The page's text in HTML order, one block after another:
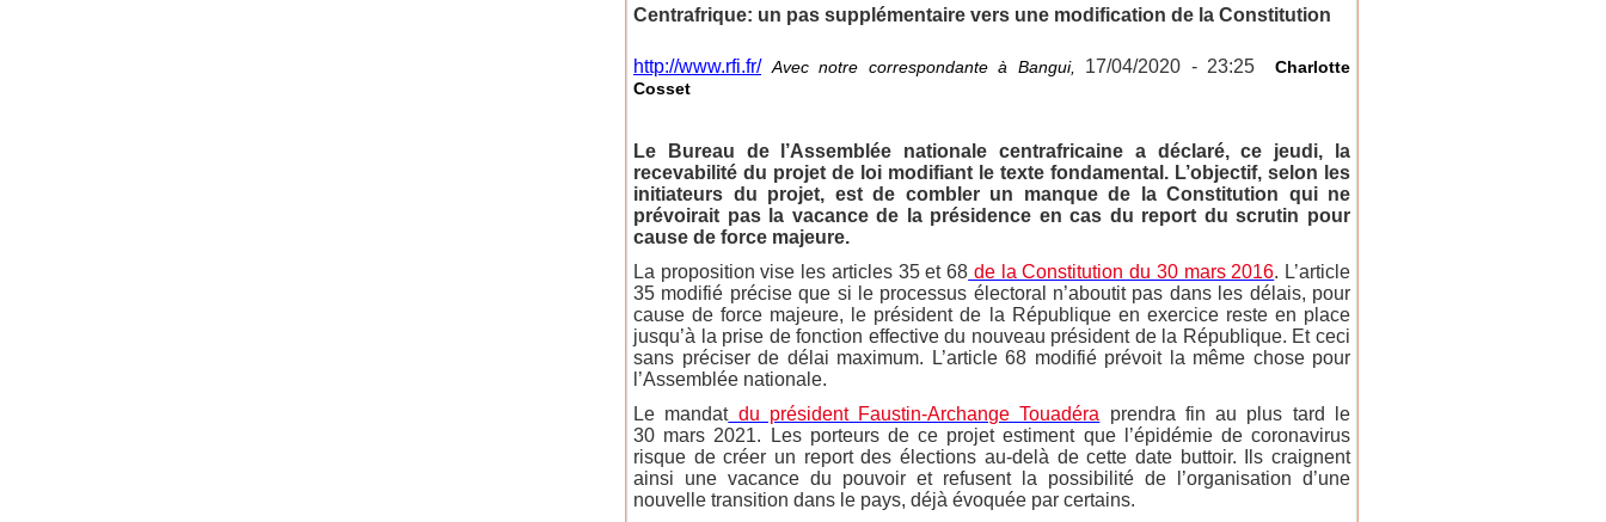
Centrafrique: un pas supplémentaire vers une modification de la Constitution
http://www.rfi.fr/ Avec notre correspondante à Bangui, 17/04/2020 - 23:25 Charlotte
Cosset
Le Bureau de l’Assemblée nationale centrafricaine a déclaré, ce jeudi, la
recevabilité du projet de loi modifiant le texte fondamental. L’objectif, selon les
initiateurs du projet, est de combler un manque de la Constitution qui ne
prévoirait pas la vacance de la présidence en cas du report du scrutin pour
cause de force majeure.
La proposition vise les articles 35 et 68 de la Constitution du 30 mars 2016. L’article
35 modifié précise que si le processus électoral n’aboutit pas dans les délais, pour
cause de force majeure, le président de la République en exercice reste en place
jusqu’à la prise de fonction effective du nouveau président de la République. Et ceci
sans préciser de délai maximum. L’article 68 modifié prévoit la même chose pour
l’Assemblée nationale.
Le mandatdu président Faustin-Archange Touadéra prendra fin au plus tard le
30 mars 2021. Les porteurs de ce projet estiment que l’épidémie de coronavirus
risque de créer un report des élections au-delà de cette date buttoir. Ils craignent
ainsi une vacance du pouvoir et refusent la possibilité de l’organisation d’une
nouvelle transition dans le pays, déjà évoquée par certains.